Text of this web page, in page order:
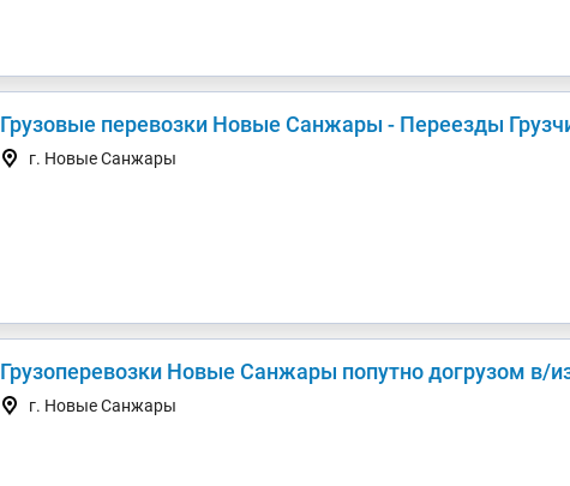
Грузовые перевозки Новые Санжары - Переезды
г. Новые Санжары
Грузоперевозки Новые Санжары
г. Новые Санжары